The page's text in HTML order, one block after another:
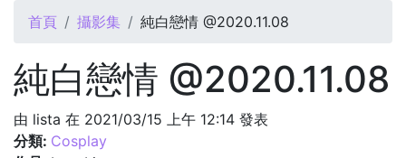
您在這裡
首頁 攝影集 純白戀情 @2020.11.08
純白戀情 @2020.11.08
由 lista 在 2021/03/15 上午 12:14 發表
分類: Cosplay